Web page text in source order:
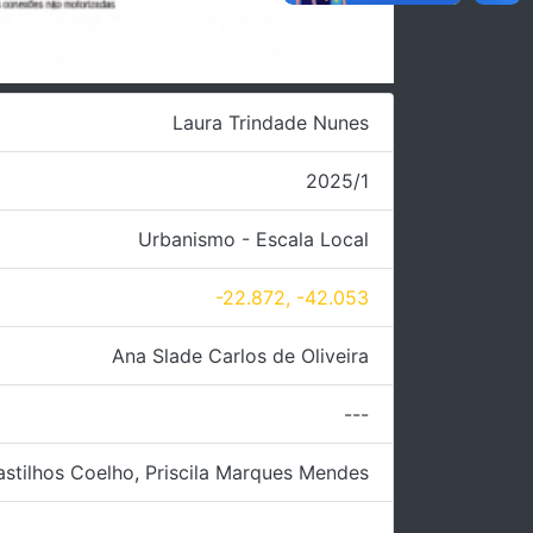
Laura Trindade Nunes
2025/1
Urbanismo - Escala Local
-22.872, -42.053
Ana Slade Carlos de Oliveira
---
Coelho, Priscila Marques Mendes